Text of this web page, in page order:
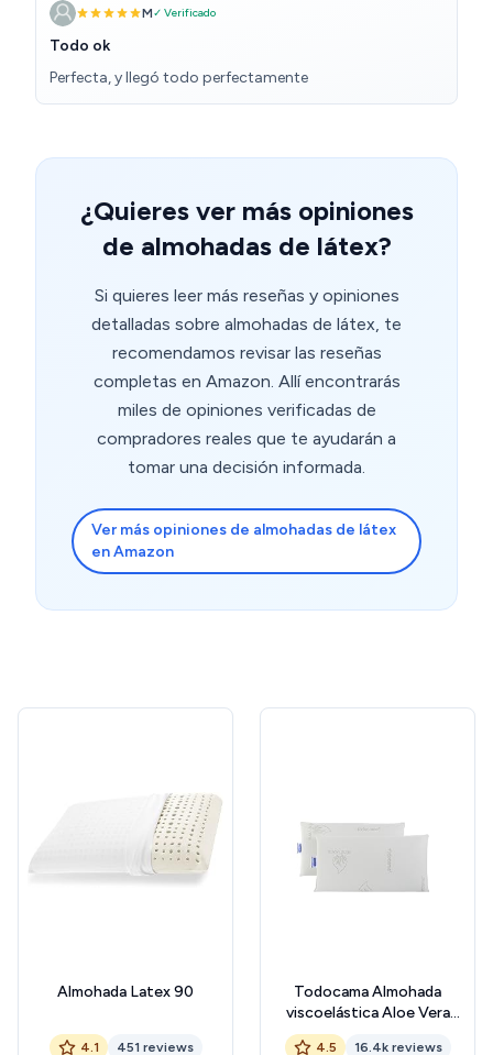
M✓ Verificado
Todo ok
Perfecta, y llegó todo perfectamente
¿Quieres ver más opiniones
de almohadas de látex?
Si quieres leer más reseñas y opiniones
detalladas sobre almohadas de látex, te
recomendamos revisar las reseñas
completas en Amazon. Allí encontrarás
miles de opiniones verificadas de
compradores reales que te ayudarán a
tomar una decisión informada.
Ver más opiniones de almohadas de látex
en Amazon
Almohada Latex 90
4.1 451 reviews
Todocama Almohada
viscoelástica Aloe Vera
(Pack de 2 Unidades - 70
4.5 16.4k reviews